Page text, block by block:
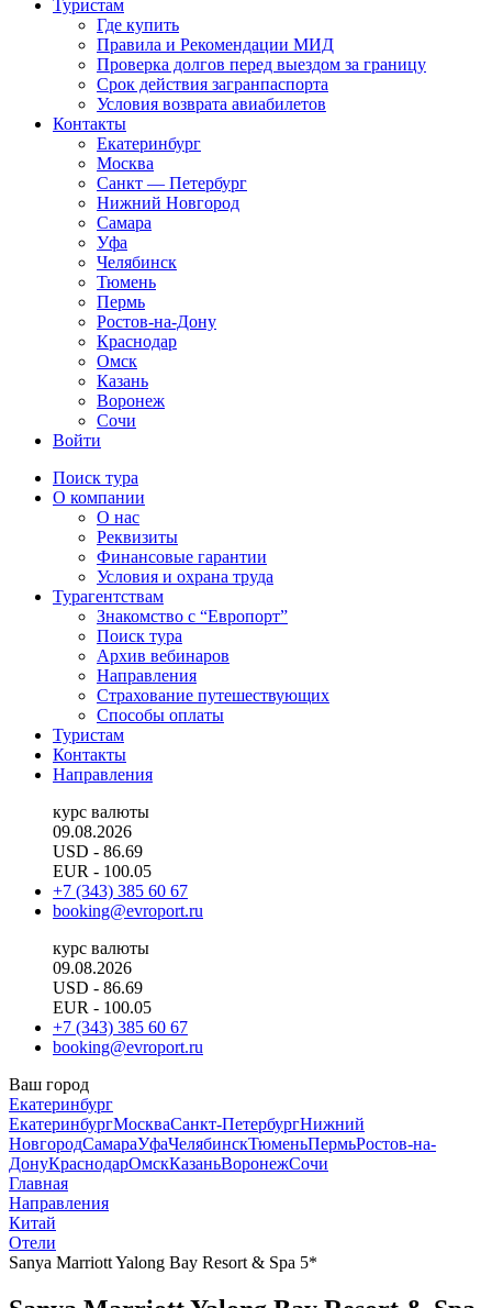
Туристам
Где купить
Правила и Рекомендации МИД
Проверка долгов перед выездом за границу
Срок действия загранпаспорта
Условия возврата авиабилетов
Контакты
Екатеринбург
Москва
Санкт — Петербург
Нижний Новгород
Самара
Уфа
Челябинск
Тюмень
Пермь
Ростов-на-Дону
Краснодар
Омск
Казань
Воронеж
Сочи
Войти
Поиск тура
О компании
О нас
Реквизиты
Финансовые гарантии
Условия и охрана труда
Турагентствам
Знакомство с “Европорт”
Поиск тура
Архив вебинаров
Направления
Страхование путешествующих
Способы оплаты
Туристам
Контакты
Направления
курс валюты
09.08.2026
USD - 86.69
EUR - 100.05
+7 (343) 385 60 67
booking@evroport.ru
курс валюты
09.08.2026
USD - 86.69
EUR - 100.05
+7 (343) 385 60 67
booking@evroport.ru
Ваш город
Екатеринбург
ЕкатеринбургМоскваСанкт-ПетербургНижний
НовгородСамараУфаЧелябинскТюменьПермьРостов-на-
ДонуКраснодарОмскКазаньВоронежСочи
Главная
Направления
Китай
Отели
Sanya Marriott Yalong Bay Resort & Spa 5*